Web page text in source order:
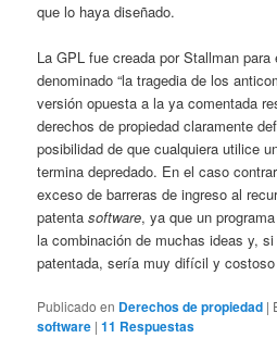
que lo haya diseñado.
La GPL fue creada por Stallman para
denominado “la tragedia de los
versión opuesta a la ya comentada
derechos de propiedad claramente
posibilidad de que cualquiera utilice
termina depredado. En el caso
exceso de barreras de ingreso al
patentasoftware, ya que un
la combinación de muchas ideas y,
patentada, sería muy difícil y
Publicado en Derechos de propiedad |
software |11 Respuestas